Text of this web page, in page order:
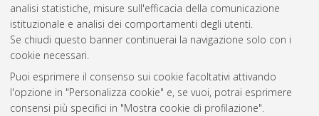
analisi statistiche, misure sull'efficacia della comunicazione
istituzionale e analisi dei comportamenti degli utenti.
Se chiudi questo banner continuerai la navigazione solo con i
cookie necessari.
Puoi esprimere il consenso sui cookie facoltativi attivando
l'opzione in "Personalizza cookie" e, se vuoi, potrai esprimere
consensi più specifici in "Mostra cookie di profilazione".
Questa lista e' stata generata ilSat Aug 8 11:11:45 2026
CEST
Atom
Rss 1.0